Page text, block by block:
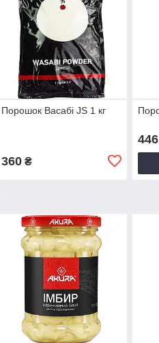
Порошок Васабі JS 1 кг
360₴
446